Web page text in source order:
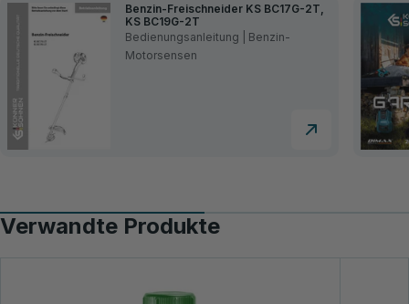
Benzin-Freischneider KS BC17G-2T,
KS BC19G-2T
Bedienungsanleitung | Benzin-
Motorsensen
Verwandte Produkte